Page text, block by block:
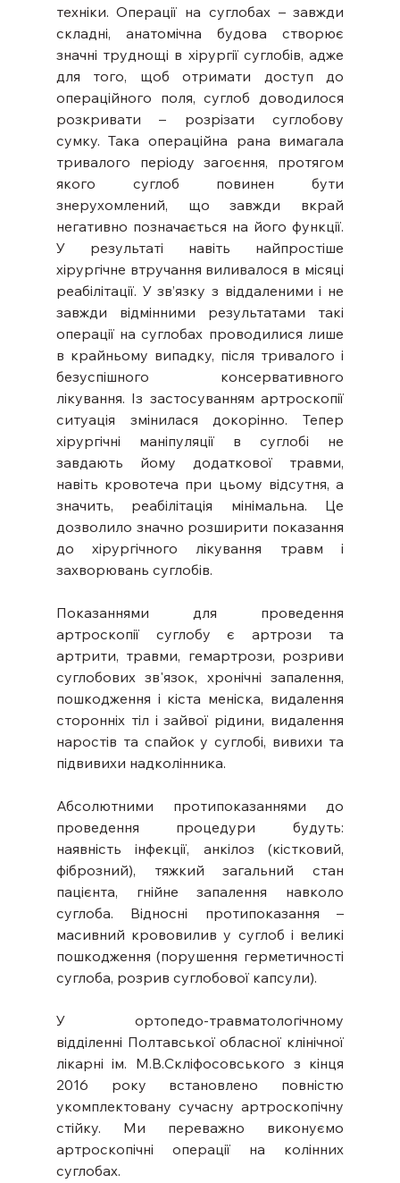
техніки. Операції на суглобах – завжди
складні, анатомічна будова створює
значні труднощі в хірургії суглобів, адже
для того, щоб отримати доступ до
операційного поля, суглоб доводилося
розкривати – розрізати суглобову
сумку. Така операційна рана вимагала
тривалого періоду загоєння, протягом
якого суглоб повинен бути
знерухомлений, що завжди вкрай
негативно позначається на його функції.
У результаті навіть найпростіше
хірургічне втручання виливалося в місяці
реабілітації. У зв’язку з віддаленими і не
завжди відмінними результатами такі
операції на суглобах проводилися лише
в крайньому випадку, після тривалого і
безуспішного консервативного
лікування. Із застосуванням артроскопії
ситуація змінилася докорінно. Тепер
хірургічні маніпуляції в суглобі не
завдають йому додаткової травми,
навіть кровотеча при цьому відсутня, а
значить, реабілітація мінімальна. Це
дозволило значно розширити показання
до хірургічного лікування травм і
захворювань суглобів.
Показаннями для проведення
артроскопії суглобу є артрози та
артрити, травми, гемартрози, розриви
суглобових зв'язок, хронічні запалення,
пошкодження і кіста меніска, видалення
сторонніх тіл і зайвої рідини, видалення
наростів та спайок у суглобі, вивихи та
підвивихи надколінника.
Абсолютними протипоказаннями до
проведення процедури будуть:
наявність інфекції, анкілоз (кістковий,
фіброзний), тяжкий загальний стан
пацієнта, гнійне запалення навколо
суглоба. Відносні протипоказання –
масивний крововилив у суглоб і великі
пошкодження (порушення герметичності
суглоба, розрив суглобової капсули).
У ортопедо-травматологічному
відділенні Полтавської обласної клінічної
лікарні ім. М.В.Скліфосовського з кінця
2016 року встановлено повністю
укомплектовану сучасну артроскопічну
стійку. Ми переважно виконуємо
артроскопічні операції на колінних
суглобах.